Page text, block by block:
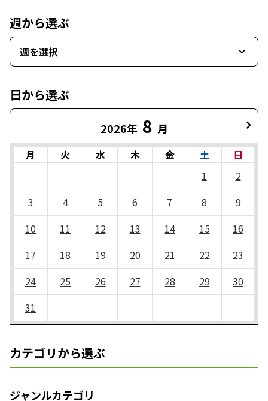
週から選ぶ
週を選択
日から選ぶ
2026年 8 月
月 火 水 木 金 土
日
1
2
3
4 5 6 7 8
9
10
11 12 13 14 15
16
17
18 19 20 21 22
23
24
25 26 27 28 29
30
31
カテゴリから選ぶ
ジャンルカテゴリ